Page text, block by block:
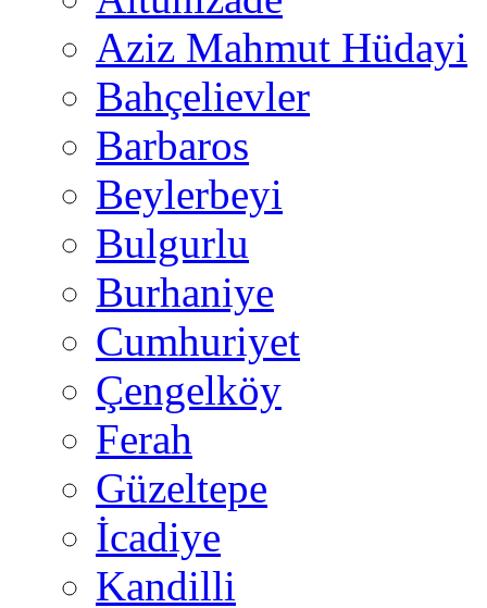
Aziz Mahmut Hüdayi
Bahçelievler
Barbaros
Beylerbeyi
Bulgurlu
Burhaniye
Cumhuriyet
Çengelköy
Ferah
Güzeltepe
İcadiye
Kandilli